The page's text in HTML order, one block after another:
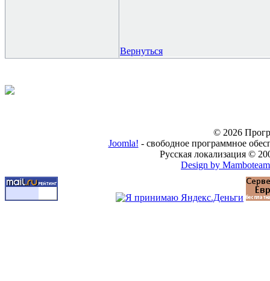
Вернуться
© 2026
Joomla! - свободное программное
Русская локализация ©
Design by